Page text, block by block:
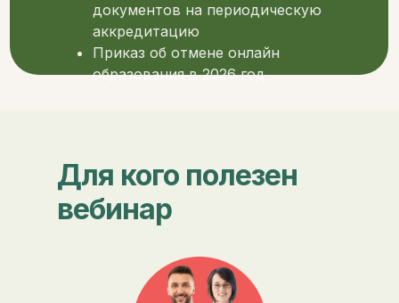
документов на периодическую
аккредитацию
Приказ об отмене онлайн
образования в 2026 год
Для кого полезен
вебинар